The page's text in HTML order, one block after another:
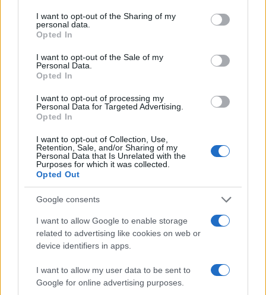
not limited to your visit or usage behaviour. You may click to
grant or deny consent to Google and its third-party tags to
use your data for below specified purposes in below Google
consent section.
I want to opt-out of the Sharing of my
personal data.
Opted In
I want to opt-out of the Sale of my
Personal Data.
Opted In
I want to opt-out of processing my
Personal Data for Targeted Advertising.
Opted In
I want to opt-out of Collection, Use,
Retention, Sale, and/or Sharing of my
Personal Data that Is Unrelated with the
Purposes for which it was collected.
Opted Out
Google consents
I want to allow Google to enable storage
related to advertising like cookies on web or
device identifiers in apps.
I want to allow my user data to be sent to
Google for online advertising purposes.
Intézet Eszmetörténeti Kutatóközpontja a Kortárs Női
Reflexiók Fórumával (KNRF). A két szervezet közös
kultúrában címmel.
KULTPOL
Vitályos Eszter: Annak a társadalomnak,
amelynek nincsenek hagyományai,
nincsen jövője sem
A hagyományok éltetik a nemzetet címmel tartott
tudományos, művészeti konferenciát a Magyarságkutató
Intézet. A rendezvény célja az volt, hogy átfogóbb képet
adjon hagyományainkról, valamint a hagyományőrzés
jelentőségéről különböző tudományos és művészeti
ágakban.